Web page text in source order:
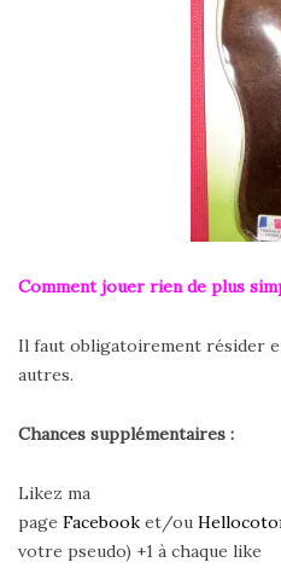
Comment jouer rien de plus
Il faut obligatoirement résider
autres.
Chances supplémentaires :
Likez ma
page Facebook et/ou
votre pseudo) +1 à chaque like